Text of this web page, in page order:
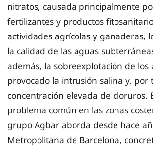
nitratos, causada principalmente
fertilizantes y productos
actividades agrícolas y ganaderas,
la calidad de las aguas
además, la sobreexplotación de los
provocado la intrusión salina y, por
concentración elevada de cloruros.
problema común en las zonas
grupo Agbar aborda desde hace
Metropolitana de Barcelona,